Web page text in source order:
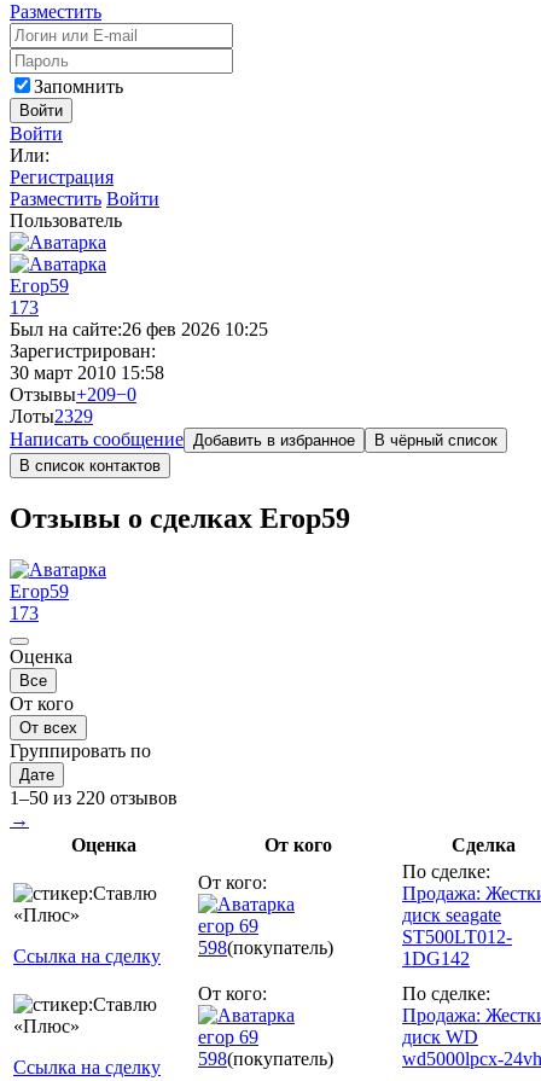
Разместить
Запомнить
Войти
Войти
Или:
Регистрация
Разместить Войти
Пользователь
Егор59
173
Был на сайте:26 фев 2026 10:25
Зарегистрирован:
30 март 2010 15:58
Отзывы+209−0
Лоты2329
Написать сообщение Добавить в избранное
В чёрный список
В список контактов
Отзывы о сделках Егор59
Егор59
173
Оценка
Все
От кого
От всех
Группировать по
Дате
1–50 из 220 отзывов
→
Оценка
От кого Сделка
Ссылка на сделку
От кого:
егор 69
598(покупатель)
По сделке:
Продажа:
диск seagate
ST500LT012-
1DG142
Ссылка на сделку
От кого:
егор 69
598(покупатель)
По сделке:
Продажа:
диск WD
wd5000lpcx-